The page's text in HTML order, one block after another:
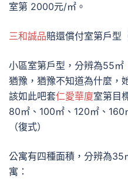
室第 2000元/㎡。
三和誠品賠還償付室第戶型
小區室第戶型，分辨為55㎡
猶豫，猶豫不知道為什麼，
該如此吧套仁愛華廈室第目
80㎡、100㎡、120㎡、
（復式）
公寓有四種面積，分辨為
寓：